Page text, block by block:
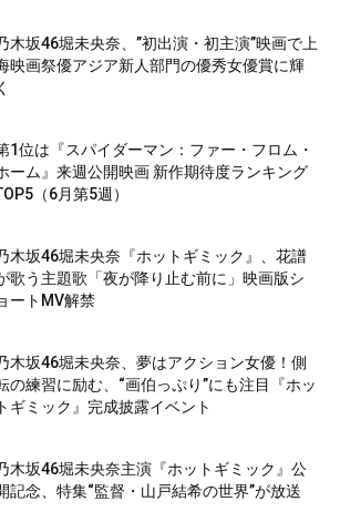
木坂46堀未央奈、”初出演・初主演”映画で上
映画祭優アジア新人部門の優秀女優賞に輝
1位は『スパイダーマン：ファー・フロム・
ーム』来週公開映画 新作期待度ランキング
（6月第5週）
木坂46堀未央奈『ホットギミック』、花譜
歌う主題歌「夜が降り止む前に」映画版シ
ートMV解禁
木坂46堀未央奈、夢はアクション女優！側
の練習に励む、“画伯っぷり”にも注目『ホッ
トギミック』完成披露イベント
木坂46堀未央奈主演『ホットギミック』公
記念、特集“監督・山戸結希の世界”が放送